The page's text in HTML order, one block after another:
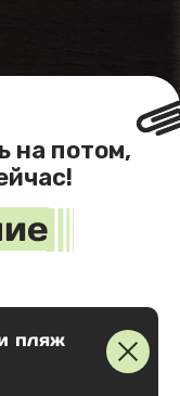
пляж